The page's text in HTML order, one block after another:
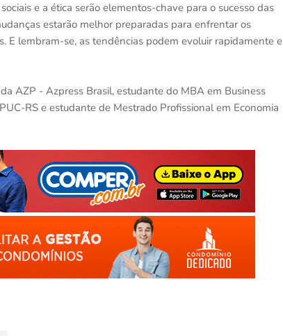
e a ética serão elementos-chave para o sucesso das
estarão melhor preparadas para enfrentar os
E lembram-se, as tendências podem evoluir rapidamente e
AZP - Azpress Brasil, estudante do MBA em Business
RS e estudante de Mestrado Profissional em Economia